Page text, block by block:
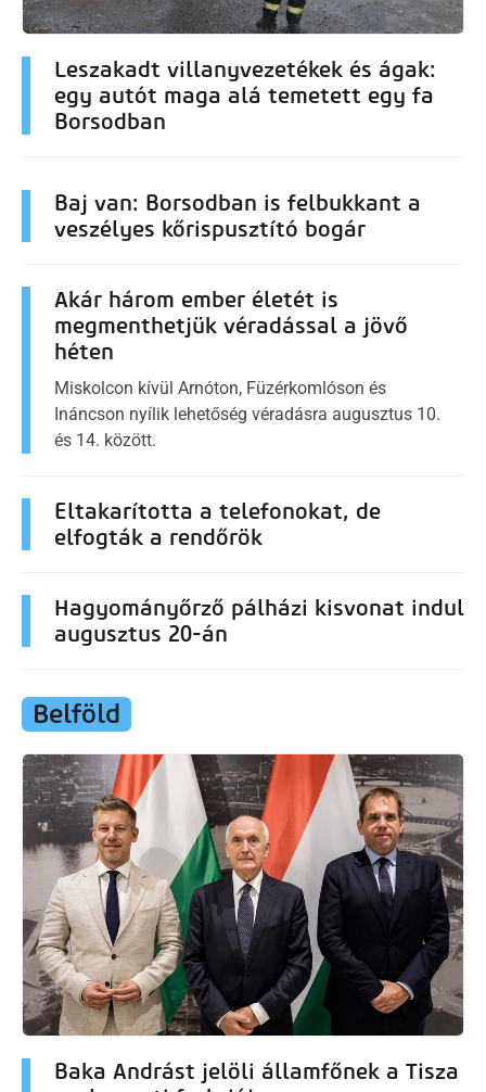
Leszakadt villanyvezetékek és ágak:
egy autót maga alá temetett egy fa
Borsodban
Baj van: Borsodban is felbukkant a
veszélyes kőrispusztító bogár
Akár három ember életét is
megmenthetjük véradással a jövő
héten
Miskolcon kívül Arnóton, Füzérkomlóson és
Ináncson nyílik lehetőség véradásra augusztus 10.
és 14. között.
Eltakarította a telefonokat, de
elfogták a rendőrök
Hagyományőrző pálházi kisvonat indul
augusztus 20-án
Belföld
Baka Andrást jelöli államfőnek a Tisza